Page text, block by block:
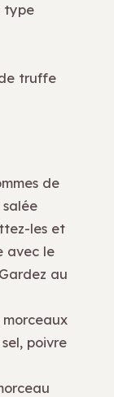
type
truffe
de
les et
avec le
au
morceaux
poivre